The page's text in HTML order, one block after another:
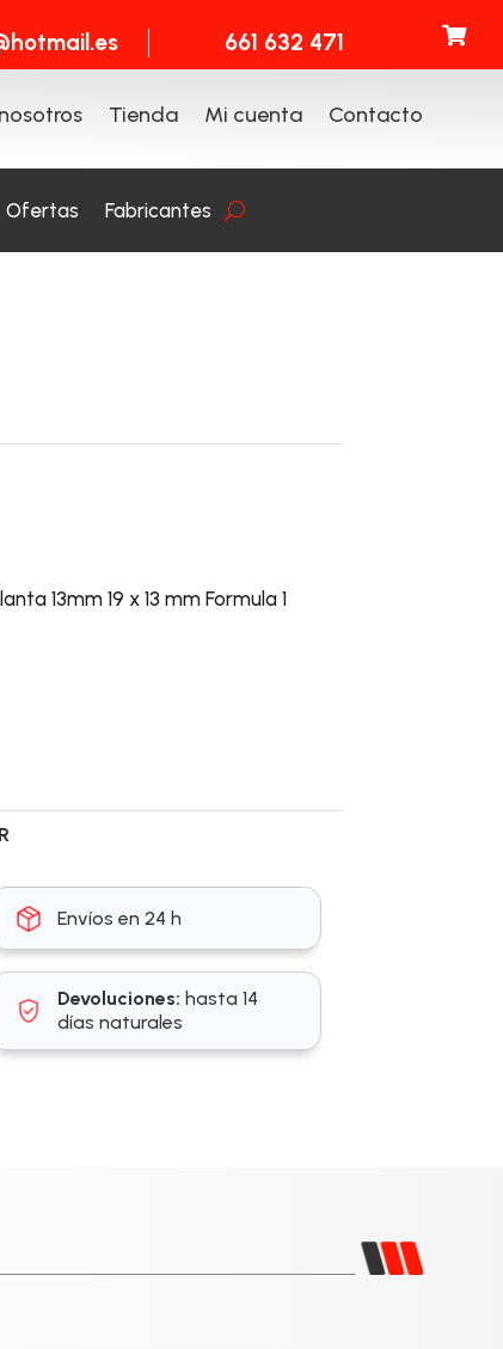
661 632 471 
Tienda Mi cuenta Contacto
Ofertas Fabricantes
13mm 19 x 13 mm Formula 1
Envíos en 24 h
Devoluciones: hasta 14
días naturales